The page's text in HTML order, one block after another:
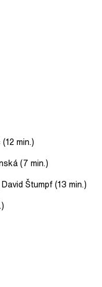
min.)
(7 min.)
Štumpf (13 min.)